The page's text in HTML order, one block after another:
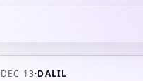
DEC 13·DALIL